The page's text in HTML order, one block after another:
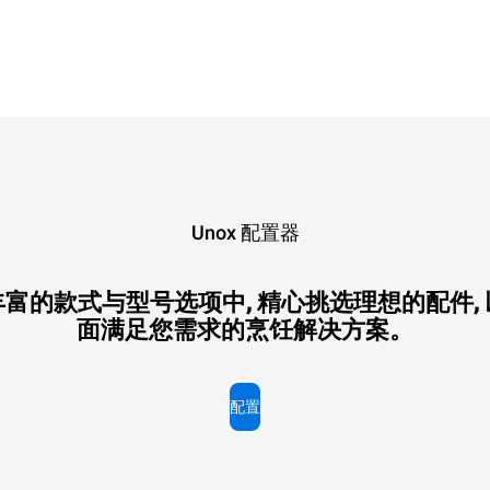
Unox 配置器
的款式与型号选项中, 精心挑选理想的配件,
面满足您需求的烹饪解决方案。
配置